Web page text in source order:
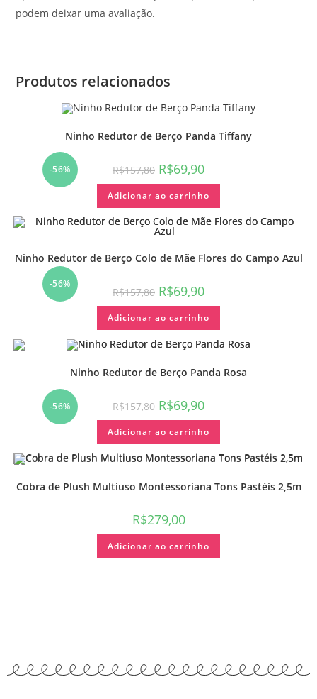
podem deixar uma avaliação.
Produtos relacionados
-56%
Ninho Redutor de Berço Panda Tiffany
R$157,80 R$69,90
Adicionar ao carrinho
-56%
Ninho Redutor de Berço Colo de Mãe Flores do Campo Azul
R$157,80 R$69,90
Adicionar ao carrinho
-56%
Ninho Redutor de Berço Panda Rosa
R$157,80 R$69,90
Adicionar ao carrinho
Cobra de Plush Multiuso Montessoriana Tons Pastéis 2,5m
R$279,00
Adicionar ao carrinho